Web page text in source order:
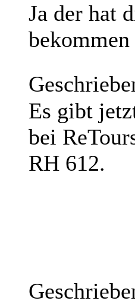
Ja der hat
Es gibt
bei
RH 612.